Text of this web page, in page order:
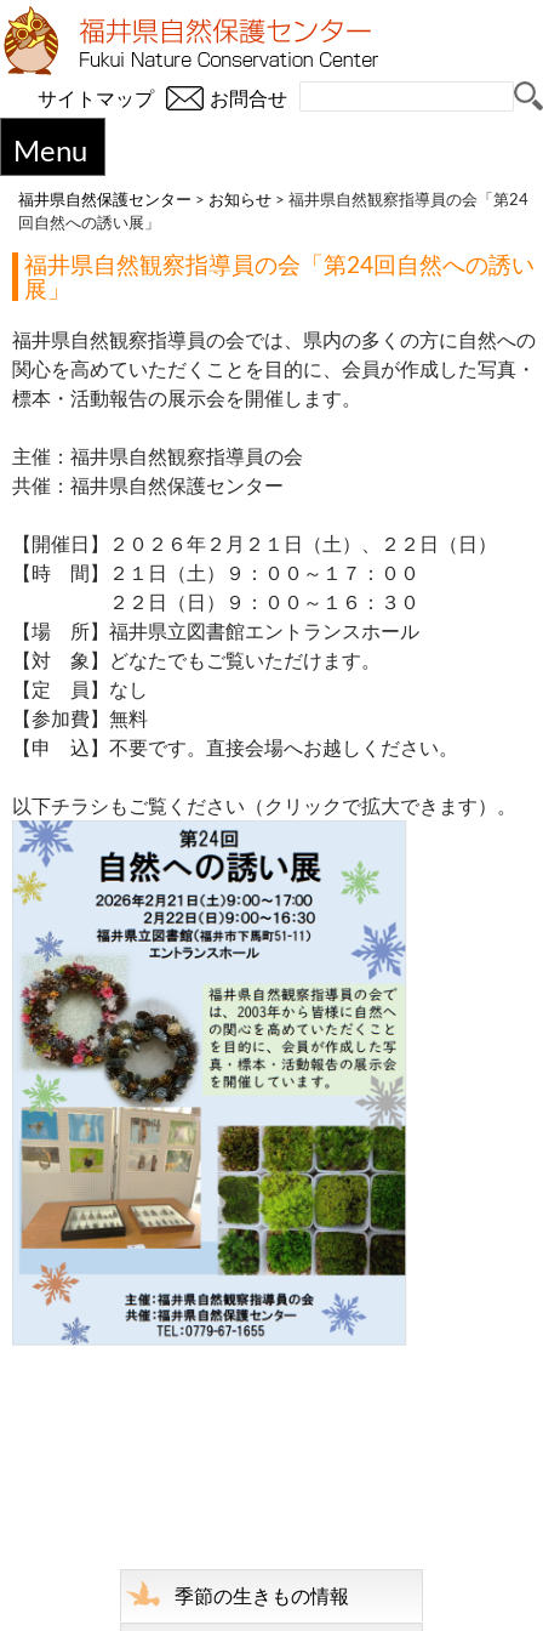
お問合せ
サイトマップ
Menu
福井県自然保護センター > お知らせ > 福井県自然観察指導員の会「第24
回自然への誘い展」
福井県自然観察指導員の会「第24回自然への誘い
展」
福井県自然観察指導員の会では、県内の多くの方に自然への
関心を高めていただくことを目的に、会員が作成した写真・
標本・活動報告の展示会を開催します。
主催：福井県自然観察指導員の会
共催：福井県自然保護センター
【開催日】２０２６年２月２１日（土）、２２日（日）
【時 間】２１日（土）９：００～１７：００
２２日（日）９：００～１６：３０
【場 所】福井県立図書館エントランスホール
【対 象】どなたでもご覧いただけます。
【定 員】なし
【参加費】無料
【申 込】不要です。直接会場へお越しください。
以下チラシもご覧ください（クリックで拡大できます）。
季節の生きもの情報